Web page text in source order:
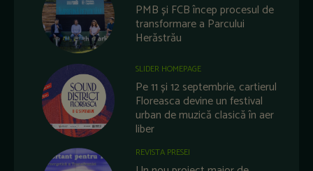
PMB și FCB încep procesul de
transformare a Parcului
Herăstrău
SLIDER HOMEPAGE
Pe 11 și 12 septembrie, cartierul
Floreasca devine un festival
urban de muzică clasică în aer
liber
REVISTA PRESEI